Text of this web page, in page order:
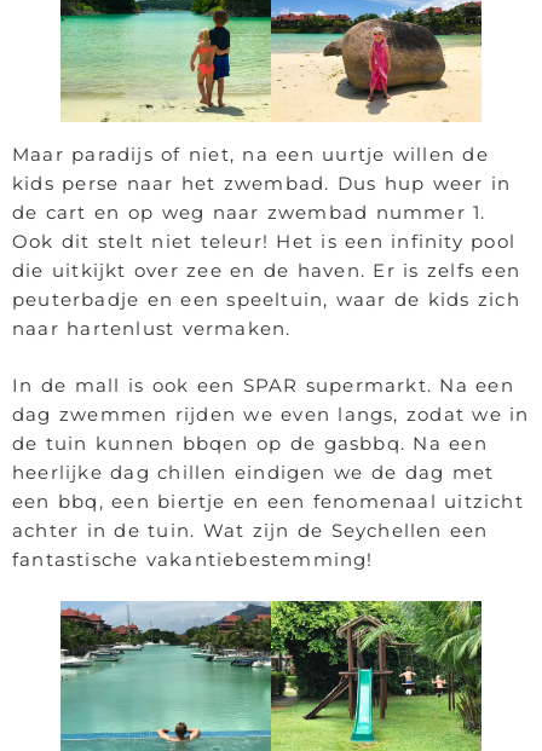
Maar paradijs of niet, na een uurtje willen de
kids perse naar het zwembad. Dus hup weer in
de cart en op weg naar zwembad nummer 1.
Ook dit stelt niet teleur! Het is een infinity pool
die uitkijkt over zee en de haven. Er is zelfs een
peuterbadje en een speeltuin, waar de kids zich
naar hartenlust vermaken.
In de mall is ook een SPAR supermarkt. Na een
dag zwemmen rijden we even langs, zodat we in
de tuin kunnen bbqen op de gasbbq. Na een
heerlijke dag chillen eindigen we de dag met
een bbq, een biertje en een fenomenaal uitzicht
achter in de tuin. Wat zijn de Seychellen een
fantastische vakantiebestemming!